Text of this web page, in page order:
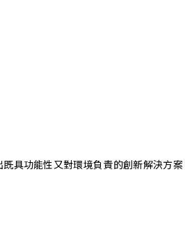
具功能性又對環境負責的創新解決方